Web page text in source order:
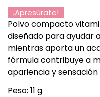
¡Apresúrate!
Polvo compacto
diseñado para ayudar
mientras aporta un
fórmula contribuye a
apariencia y
Peso: 11 g